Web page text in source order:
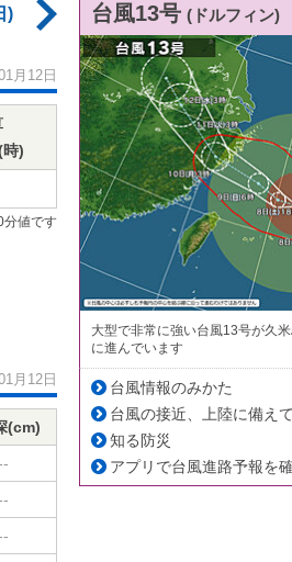
)
月12日
時)
分値です
月12日
(cm)
台風13号 (ドルフィン)
大型で非常に強い台風13号が久
に進んでいます
台風情報のみかた
台風の接近、上陸に備えて
知る防災
アプリで台風進路予報を